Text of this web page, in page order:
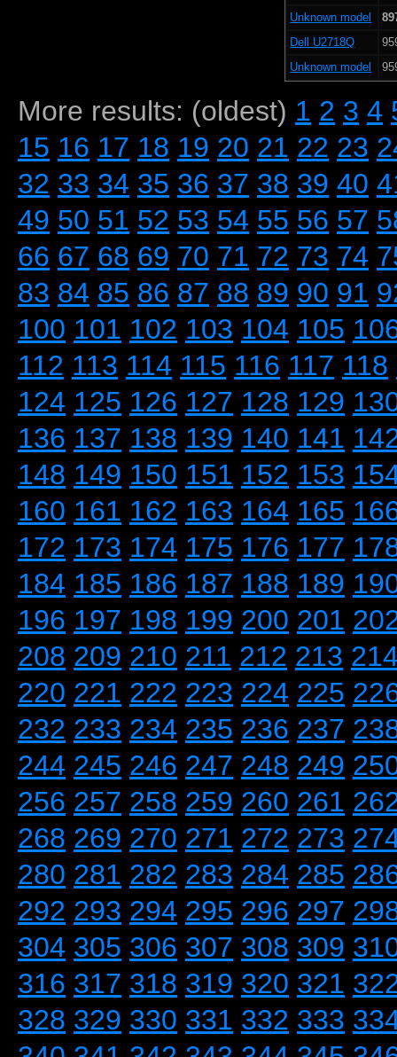
Unknown model
Dell U2718Q
Unknown model
More results: (oldest) 1 2 3 4
15 16 17 18 19 20 21 22 23
32 33 34 35 36 37 38 39 40
49 50 51 52 53 54 55 56 57
66 67 68 69 70 71 72 73 74
83 84 85 86 87 88 89 90 91
100 101 102 103 104 105
112 113 114 115 116 117 118
124 125 126 127 128 129
136 137 138 139 140 141
148 149 150 151 152 153
160 161 162 163 164 165
172 173 174 175 176 177
184 185 186 187 188 189
196 197 198 199 200 201
208 209 210 211 212 213
220 221 222 223 224 225
232 233 234 235 236 237
244 245 246 247 248 249
256 257 258 259 260 261
268 269 270 271 272 273
280 281 282 283 284 285
292 293 294 295 296 297
304 305 306 307 308 309
316 317 318 319 320 321
328 329 330 331 332 333